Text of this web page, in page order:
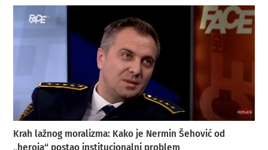
Krah lažnog moralizma: Kako je Nermin Šehović od
„heroja“ postao institucionalni problem